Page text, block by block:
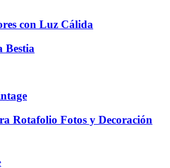
con Luz Cálida
Bestia
Rotafolio Fotos y Decoración